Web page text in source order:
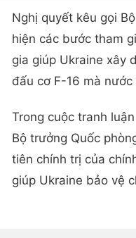
Nghị quyết kêu gọi
hiện các bước tham
gia giúp Ukraine xây
đấu cơ F-16 mà
Trong cuộc tranh
Bộ trưởng Quốc
tiên chính trị của
giúp Ukraine bảo vệ